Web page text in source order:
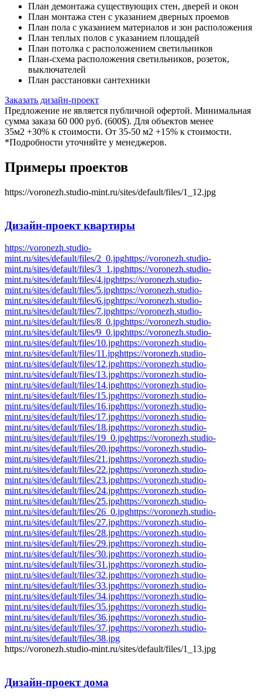
План демонтажа существующих стен, дверей и окон
План монтажа стен с указанием дверных проемов
План пола с указанием материалов и зон расположения
План теплых полов с указанием площадей
План потолка с расположением светильников
План-схема расположения светильников, розеток,
выключателей
План расстановки сантехники
Заказать дизайн-проект
Предложение не является публичной офертой. Минимальная
сумма заказа 60 000 руб. (600$). Для объектов менее
35м2 +30% к стоимости. От 35-50 м2 +15% к стоимости.
*Подробности уточняйте у менеджеров.
Примеры проектов
https://voronezh.studio-mint.ru/sites/default/files/1_12.jpg
Дизайн-проектквартиры
https://voronezh.studio-
mint.ru/sites/default/files/2_0.jpghttps://voronezh.studio-
mint.ru/sites/default/files/3_1.jpghttps://voronezh.studio-
mint.ru/sites/default/files/4.jpghttps://voronezh.studio-
mint.ru/sites/default/files/5.jpghttps://voronezh.studio-
mint.ru/sites/default/files/6.jpghttps://voronezh.studio-
mint.ru/sites/default/files/7.jpghttps://voronezh.studio-
mint.ru/sites/default/files/8_0.jpghttps://voronezh.studio-
mint.ru/sites/default/files/9_0.jpghttps://voronezh.studio-
mint.ru/sites/default/files/10.jpghttps://voronezh.studio-
mint.ru/sites/default/files/11.jpghttps://voronezh.studio-
mint.ru/sites/default/files/12.jpghttps://voronezh.studio-
mint.ru/sites/default/files/13.jpghttps://voronezh.studio-
mint.ru/sites/default/files/14.jpghttps://voronezh.studio-
mint.ru/sites/default/files/15.jpghttps://voronezh.studio-
mint.ru/sites/default/files/16.jpghttps://voronezh.studio-
mint.ru/sites/default/files/17.jpghttps://voronezh.studio-
mint.ru/sites/default/files/18.jpghttps://voronezh.studio-
mint.ru/sites/default/files/19_0.jpghttps://voronezh.studio-
mint.ru/sites/default/files/20.jpghttps://voronezh.studio-
mint.ru/sites/default/files/21.jpghttps://voronezh.studio-
mint.ru/sites/default/files/22.jpghttps://voronezh.studio-
mint.ru/sites/default/files/23.jpghttps://voronezh.studio-
mint.ru/sites/default/files/24.jpghttps://voronezh.studio-
mint.ru/sites/default/files/25.jpghttps://voronezh.studio-
mint.ru/sites/default/files/26_0.jpghttps://voronezh.studio-
mint.ru/sites/default/files/27.jpghttps://voronezh.studio-
mint.ru/sites/default/files/28.jpghttps://voronezh.studio-
mint.ru/sites/default/files/29.jpghttps://voronezh.studio-
mint.ru/sites/default/files/30.jpghttps://voronezh.studio-
mint.ru/sites/default/files/31.jpghttps://voronezh.studio-
mint.ru/sites/default/files/32.jpghttps://voronezh.studio-
mint.ru/sites/default/files/33.jpghttps://voronezh.studio-
mint.ru/sites/default/files/34.jpghttps://voronezh.studio-
mint.ru/sites/default/files/35.jpghttps://voronezh.studio-
mint.ru/sites/default/files/36.jpghttps://voronezh.studio-
mint.ru/sites/default/files/37.jpghttps://voronezh.studio-
mint.ru/sites/default/files/38.jpg
https://voronezh.studio-mint.ru/sites/default/files/1_13.jpg
Дизайн-проект дома